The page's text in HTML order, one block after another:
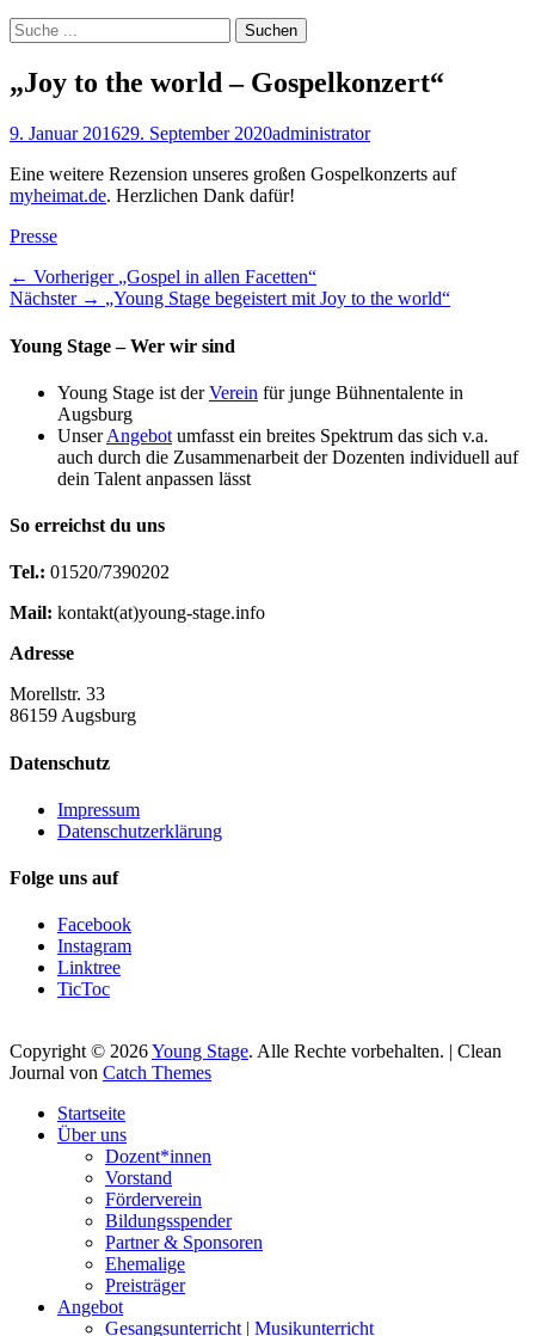
Suchen
Suchen
nach:
„Joy to the world – Gospelkonzert“
Posted
9. Januar 201629. September 2020Autor
administrator
Eine weitere Rezension unseres großen Gospelkonzerts auf
myheimat.de. Herzlichen Dank dafür!
Kategorien
Presse
Beitragsnavigation
← Vorheriger
Vorheriger
Beitrag:
„Gospel in allen Facetten“
Nächster →
Nächster
„Young Stage begeistert mit Joy to the world“
Young Stage – Wer wir sind
Young Stage ist derVerein für junge Bühnentalente in
Augsburg
UnserAngebot umfasst ein breites Spektrum das sich v.a.
auch durch die Zusammenarbeit der Dozenten individuell auf
dein Talent anpassen lässt
So erreichst du uns
Tel.: 01520/7390202
Mail: kontakt(at)young-stage.info
Adresse
Morellstr. 33
86159 Augsburg
Datenschutz
Impressum
Datenschutzerklärung
Folge uns auf
Facebook
Instagram
Linktree
TicToc
Copyright © 2026Young Stage. Alle Rechte vorbehalten. | Clean
Journal von Catch Themes
oben
scrollen
Startseite
Über uns
Dozent*innen
Vorstand
Förderverein
Bildungsspender
Partner & Sponsoren
Ehemalige
Preisträger
Angebot
Gesangsunterricht | Musikunterricht